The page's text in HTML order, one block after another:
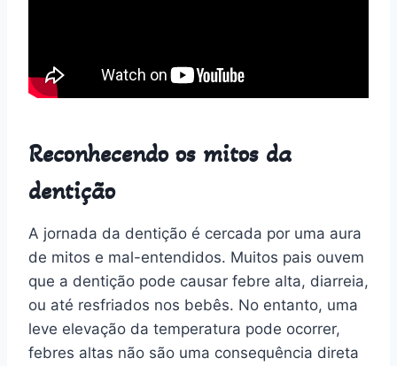
Reconhecendo os mitos da
dentição
A jornada da dentição é cercada por uma aura
de mitos e mal-entendidos. Muitos pais ouvem
que a dentição pode causar febre alta, diarreia,
ou até resfriados nos bebês. No entanto, uma
leve elevação da temperatura pode ocorrer,
febres altas não são uma consequência direta